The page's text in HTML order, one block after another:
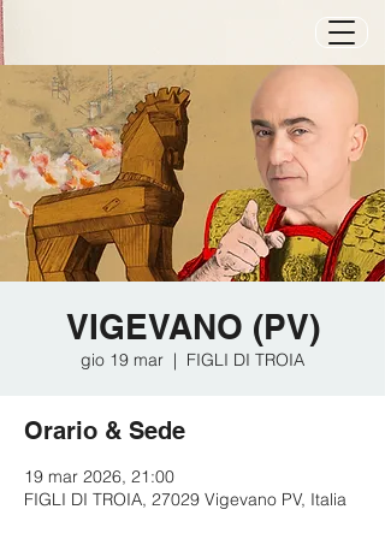
VIGEVANO (PV)
gio 19 mar
  |
FIGLI DI TROIA
Orario & Sede
19 mar 2026, 21:00
FIGLI DI TROIA, 27029 Vigevano PV, Italia